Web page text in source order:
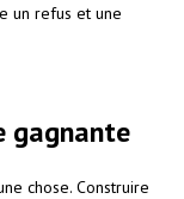
un refus et une
gagnante
chose. Construire